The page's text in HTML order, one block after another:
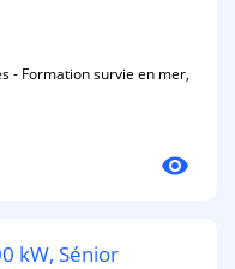
- Formation survie en mer,
visibility
kW, Sénior